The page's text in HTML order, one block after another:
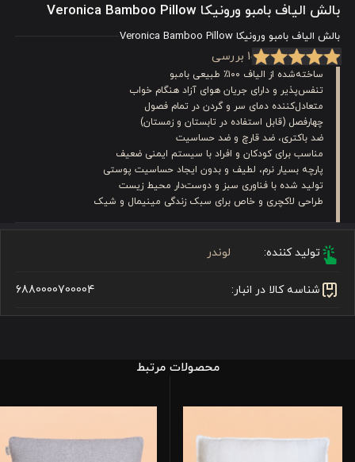
بالش الیاف بامبو ورونیکا Veronica Bamboo Pillow
بالش الیاف بامبو ورونیکا Veronica Bamboo Pillow
1 بررسی
ساخته‌شده از الیاف ۱۰۰٪ طبیعی بامبو
تنفس‌پذیر و دارای جریان هوای آزاد هنگام خواب
متعادل‌کننده دمای سر و گردن در تمام فصول
چهارفصل (قابل استفاده در تابستان و زمستان)
ضد باکتری، ضد قارچ و ضد حساسیت
مناسب برای کودکان و افراد با سیستم ایمنی ضعیف
پارچه بسیار نرم، لطیف و بدون ایجاد حساسیت پوستی
تولید شده با فناوری سبز و دوست‌دار محیط زیست
طراحی لاکچری و خاص برای سبک زندگی مینیمال و شیک
تولید کننده: لوندر
شناسه کالا در انبار: 6880000700004
محصولات مرتبط